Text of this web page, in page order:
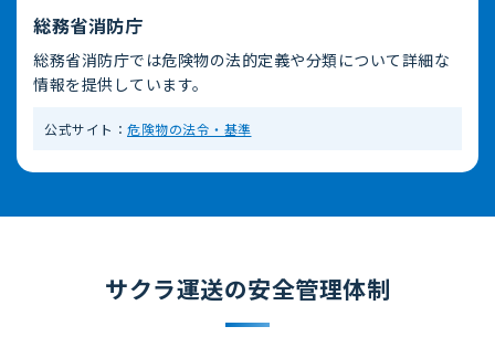
総務省消防庁
総務省消防庁では危険物の法的定義や分類について詳細な
情報を提供しています。
公式サイト： 危険物の法令・基準
サクラ運送の安全管理体制